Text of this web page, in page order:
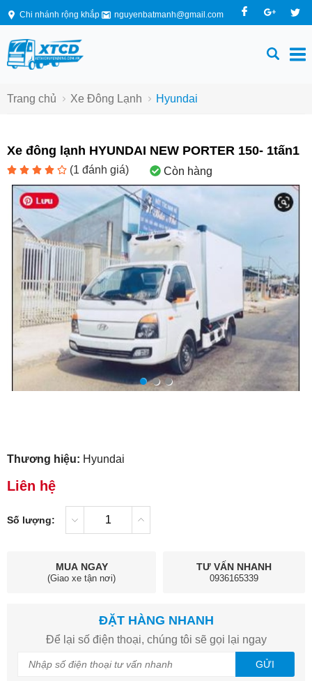
Chi nhánh rộng khắp nguyenbatmanh@gmail.com
Trang chủ Xe Đông Lạnh Hyundai
Xe đông lạnh HYUNDAI NEW PORTER 150- 1tấn1
(1 đánh giá) Còn hàng
Thương hiệu: Hyundai
Liên hệ
Số lượng:
MUA NGAY
(Giao xe tận nơi)
TƯ VẤN NHANH
0936165339
ĐẶT HÀNG NHANH
Để lại số điện thoại, chúng tôi sẽ gọi lại ngay
GỬI